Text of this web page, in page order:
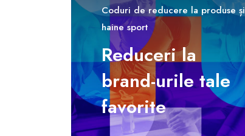
Coduri de reducere la produse și
haine sport
Reduceri la
brand-urile tale
favorite